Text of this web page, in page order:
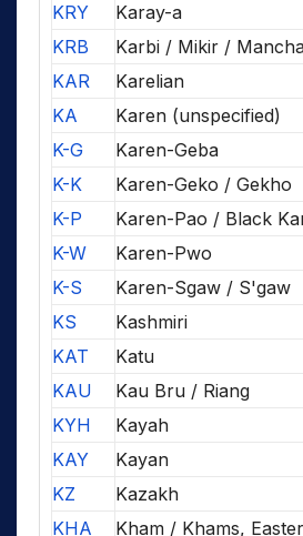
KRY
Karay-a
KRB
Karbi / Mikir /
KAR
Karelian
KA
Karen (unspecified)
K-G
Karen-Geba
K-K
Karen-Geko / Gekho
K-P
Karen-Pao / Black
K-W
Karen-Pwo
K-S
Karen-Sgaw / S'gaw
KS
Kashmiri
KAT
Katu
KAU
Kau Bru / Riang
KYH
Kayah
KAY
Kayan
KZ
Kazakh
KHA
Kham / Khams,